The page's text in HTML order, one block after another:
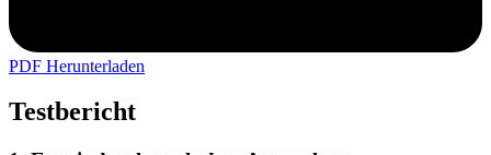
PDF Herunterladen
Testbericht